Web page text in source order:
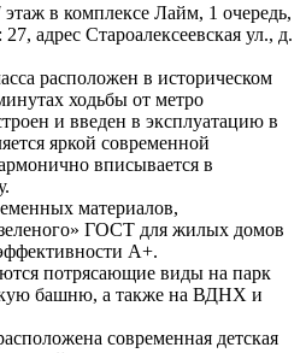
в комплексе Лайм, 1 очередь,
адрес Староалексеевская ул., д.
расположен в историческом
ходьбы от метро
и введен в эксплуатацию в
яркой современной
вписывается в
материалов,
ГОСТ для жилых домов
А+.
потрясающие виды на парк
башню, а также на ВДНХ и
современная детская